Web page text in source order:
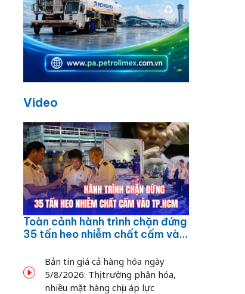
Video
Toàn cảnh hành trình chặn đứng
35 tấn heo nhiễm chất cấm vào
Bản tin giá cả hàng hóa ngày
5/8/2026: Thị trường phân hóa,
nhiều mặt hàng chịu áp lực